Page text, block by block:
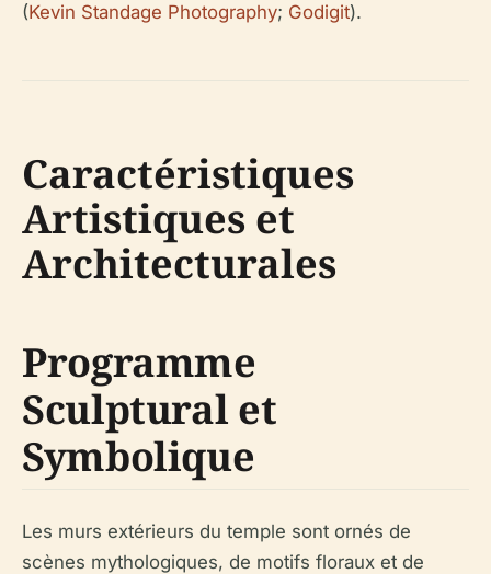
(Kevin Standage Photography; Godigit).
Caractéristiques
Artistiques et
Architecturales
Programme
Sculptural et
Symbolique
Les murs extérieurs du temple sont ornés de
scènes mythologiques, de motifs floraux et de